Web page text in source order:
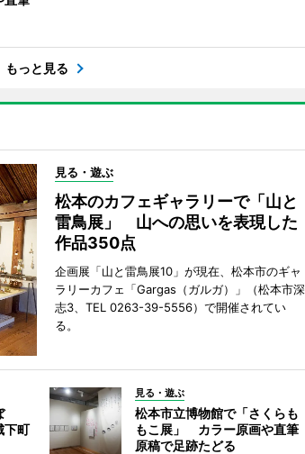
もっと見る
見る・遊ぶ
松本のカフェギャラリーで「山と
雷鳥展」 山への思いを表現した
作品350点
企画展「山と雷鳥展10」が現在、松本市のギャ
ラリーカフェ「Gargas（ガルガ）」（松本市深
志3、TEL 0263-39-5556）で開催されてい
る。
町
見る・遊ぶ
松本市立博物館で「さくらも
もこ展」 カラー原画や直筆
原稿で足跡たどる